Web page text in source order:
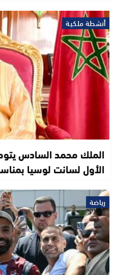
أنشطة ملكية
الملك محمد السادس
الأول لسانت لوسيا
رياضة